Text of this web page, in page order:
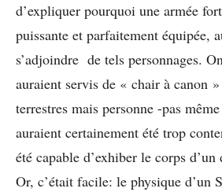
d’expliquer pourquoi une armée
puissante et parfaitement équipée,
s’adjoindre de tels personnages.
auraient servis de « chair à canon
terrestres mais personne -pas
auraient certainement été trop
été capable d’exhiber le corps d’un
Or, c’était facile: le physique d’un